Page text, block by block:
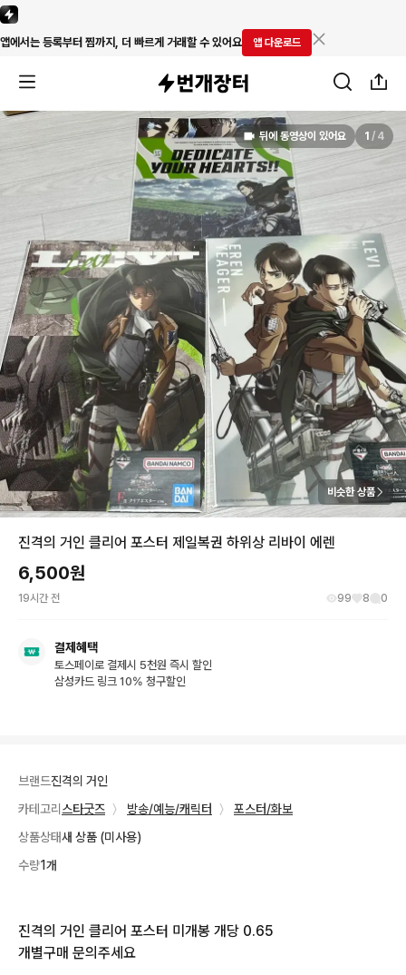
앱에서는 등록부터 찜까지, 더 빠르게 거래할 수 있어요 앱 다운로드
뒤에 동영상이 있어요 1 / 4
비슷한 상품
진격의 거인 클리어 포스터 제일복권 하위상 리바이 에렌
6,500원
19시간 전 99 8 0
결제혜택
토스페이로 결제시 5천원 즉시 할인
삼성카드 링크 10% 청구할인
브랜드진격의 거인
카테고리 스타굿즈 〉 방송/예능/캐릭터 〉
포스터/화보
상품상태새 상품 (미사용)
수량1개
진격의 거인 클리어 포스터 미개봉 개당 0.65
개별구매 문의주세요